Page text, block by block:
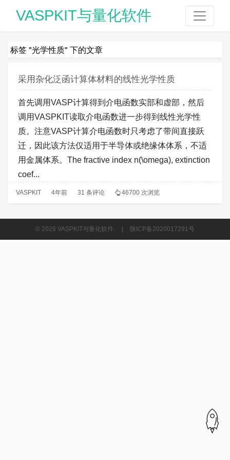
VASPKIT与量化软件
标签 "光学性质" 下的文章
采用杂化泛函计算体材料的线性光学性质
首先调用VASP计算得到介电函数实部和虚部，然后
调用VASPKIT读取介电函数进一步得到线性光学性
质。注意VASP计算介电函数时只考虑了带间直接跃
迁，因此该方法仅适用于半导体或绝缘体体系，不适
用金属体系。The fractive index n(\omega), extinction
coef...
VASPKIT 4年前 31 条评论 46700 次浏览
© 2026 VASPKIT与量化软件 | 陕ICP备2020017291号